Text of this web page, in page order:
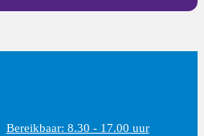
Bereikbaar: 8.30 - 17.00 uur